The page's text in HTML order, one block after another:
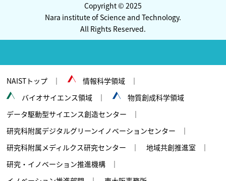
Copyright © 2025
Nara institute of Science and Technology.
All Rights Reserved.
NAISTトップ
情報科学領域
バイオサイエンス領域
物質創成科学領域
データ駆動型サイエンス創造センター
研究科附属デジタルグリーンイノベーションセンター
研究科附属メディルクス研究センター
地域共創推進室
研究・イノベーション推進機構